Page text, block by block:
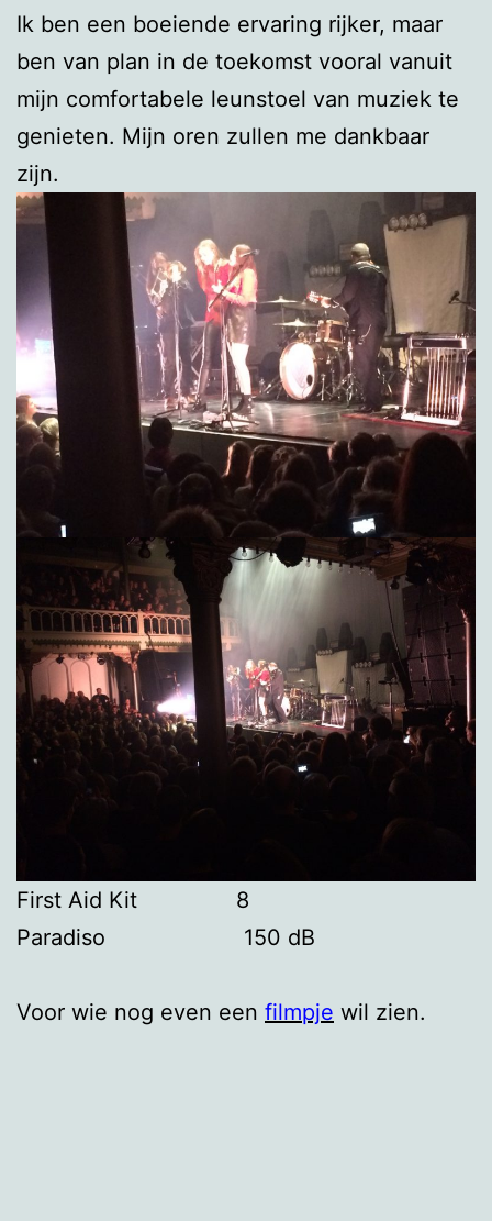
Ik ben een boeiende ervaring rijker, maar
ben van plan in de toekomst vooral vanuit
mijn comfortabele leunstoel van muziek te
genieten. Mijn oren zullen me dankbaar
zijn.
First Aid Kit 8
Paradiso 150 dB
Voor wie nog even een filmpje wil zien.